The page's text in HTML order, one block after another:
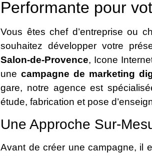
Performante pour
Vous êtes chef d’entreprise ou
souhaitez développer votre
Salon-de-Provence, Icone
unecampagne de marketing
gare, notre agence est
étude, fabrication et pose
Une Approche Sur-
Avant de créer une campagne, il